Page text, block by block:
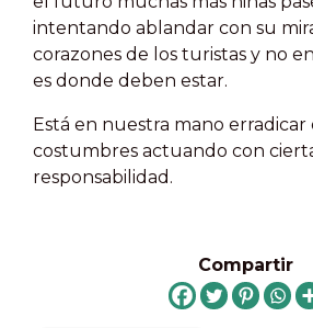
intentando ablandar con su
corazones de los turistas y no
es donde deben estar.
Está en nuestra mano erradicar
costumbres actuando con
responsabilidad.
Compartir